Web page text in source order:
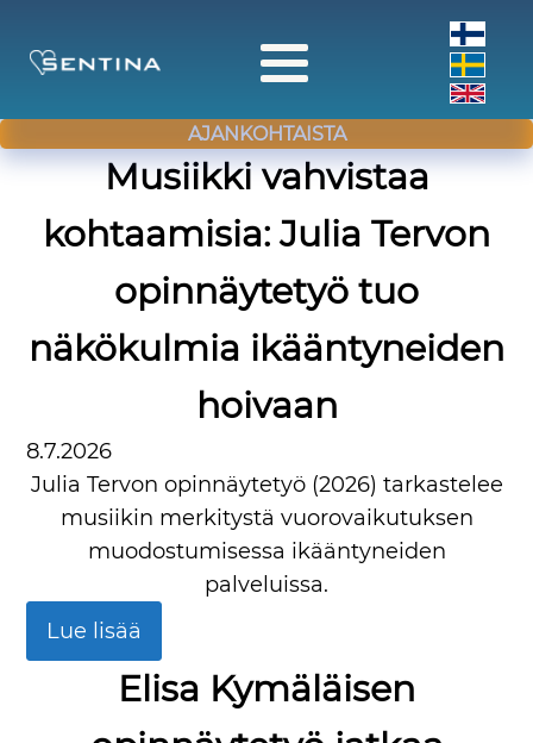
AJANKOHTAISTA
Musiikki vahvistaa
kohtaamisia: Julia Tervon
opinnäytetyö tuo
näkökulmia ikääntyneiden
hoivaan
8.7.2026
Julia Tervon opinnäytetyö (2026) tarkastelee
musiikin merkitystä vuorovaikutuksen
muodostumisessa ikääntyneiden
palveluissa.
Lue lisää
Elisa Kymäläisen